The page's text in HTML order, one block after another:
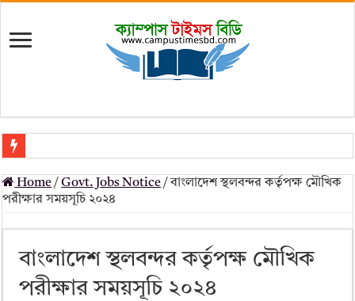
মৎস্য অধিদপ্তর (dof) নিয়োগ বিজ্ঞপ্তি ২০২৬
প্রাথমিক সহকারী শিক্ষক নিয়োগ পরীক্ষার চূড়ান্ত ফলাফল 2026 – Dpe gov bd
Primary Assistant Teacher Result 2026 | dpe.gov.bd result
primary viva result 2026 pdf download – dpe viva result
www dpe gov bd result 2026 pdf
Home / Govt. Jobs Notice / বাংলাদেশ স্থলবন্দর কর্তৃপক্ষ মৌখিক
পরীক্ষার সময়সূচি ২০২৪
বাংলাদেশ স্থলবন্দর কর্তৃপক্ষ মৌখিক
পরীক্ষার সময়সূচি ২০২৪